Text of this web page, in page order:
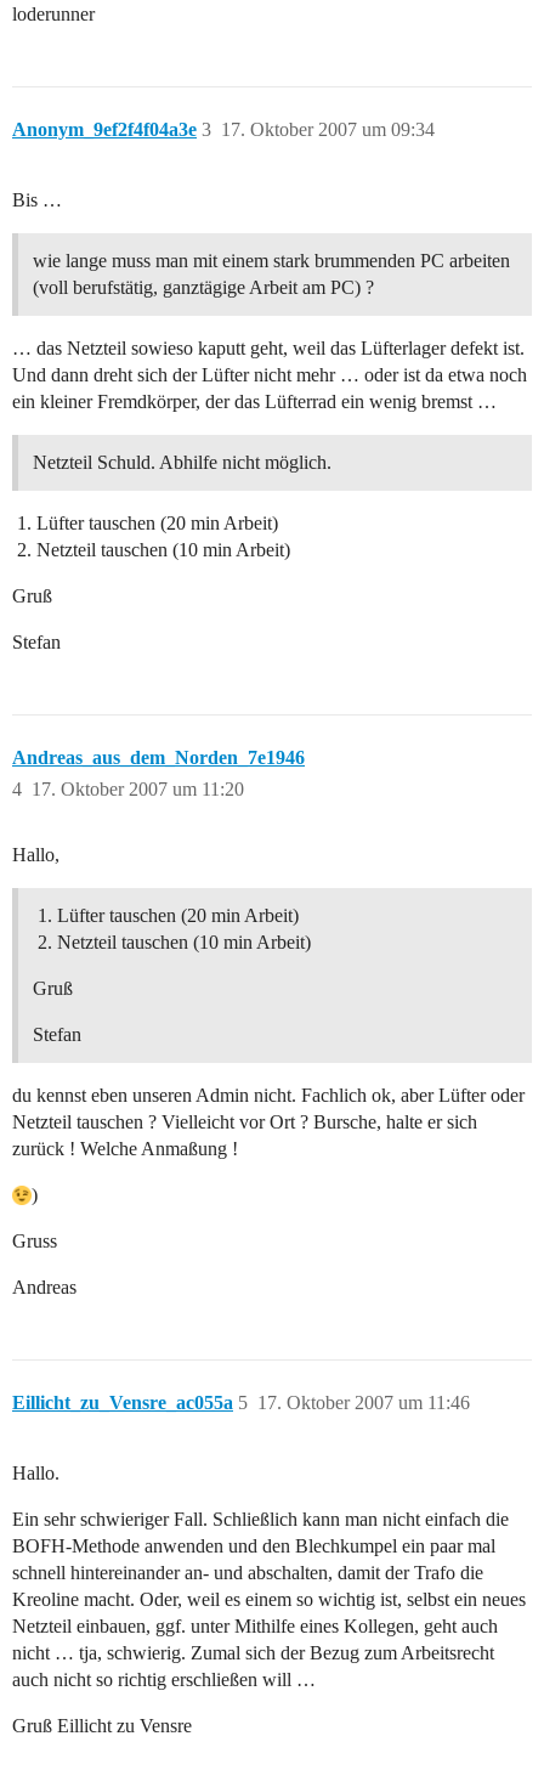
loderunner
Anonym_9ef2f4f04a3e 17. Oktober 2007 um 09:34
3
Bis …
wie lange muss man mit einem stark brummenden PC arbeiten
(voll berufstätig, ganztägige Arbeit am PC) ?
… das Netzteil sowieso kaputt geht, weil das Lüfterlager defekt ist.
Und dann dreht sich der Lüfter nicht mehr … oder ist da etwa noch
ein kleiner Fremdkörper, der das Lüfterrad ein wenig bremst …
Netzteil Schuld. Abhilfe nicht möglich.
Lüfter tauschen (20 min Arbeit)
Netzteil tauschen (10 min Arbeit)
Gruß
Stefan
Andreas_aus_dem_Norden_7e1946
17. Oktober 2007 um 11:20
4
Hallo,
Lüfter tauschen (20 min Arbeit)
Netzteil tauschen (10 min Arbeit)
Gruß
Stefan
du kennst eben unseren Admin nicht. Fachlich ok, aber Lüfter oder
Netzteil tauschen ? Vielleicht vor Ort ? Bursche, halte er sich
zurück ! Welche Anmaßung !
)
Gruss
Andreas
Eillicht_zu_Vensre_ac055a 17. Oktober 2007 um 11:46
5
Hallo.
Ein sehr schwieriger Fall. Schließlich kann man nicht einfach die
BOFH-Methode anwenden und den Blechkumpel ein paar mal
schnell hintereinander an- und abschalten, damit der Trafo die
Kreoline macht. Oder, weil es einem so wichtig ist, selbst ein neues
Netzteil einbauen, ggf. unter Mithilfe eines Kollegen, geht auch
nicht … tja, schwierig. Zumal sich der Bezug zum Arbeitsrecht
auch nicht so richtig erschließen will …
Gruß Eillicht zu Vensre